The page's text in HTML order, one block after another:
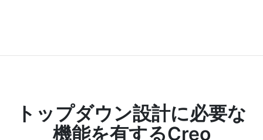
トップダウン設計に必要な
機能を有するCreo